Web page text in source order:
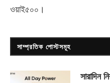
ওয়াই৫০০ ।
সাম্প্রতিক পোস্টসমূহ
সারাদিন